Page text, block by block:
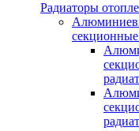
Радиаторы